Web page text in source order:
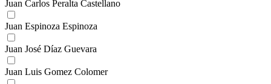
Juan Carlos Peralta Castellano
Juan Espinoza Espinoza
Juan José Díaz Guevara
Juan Luis Gomez Colomer